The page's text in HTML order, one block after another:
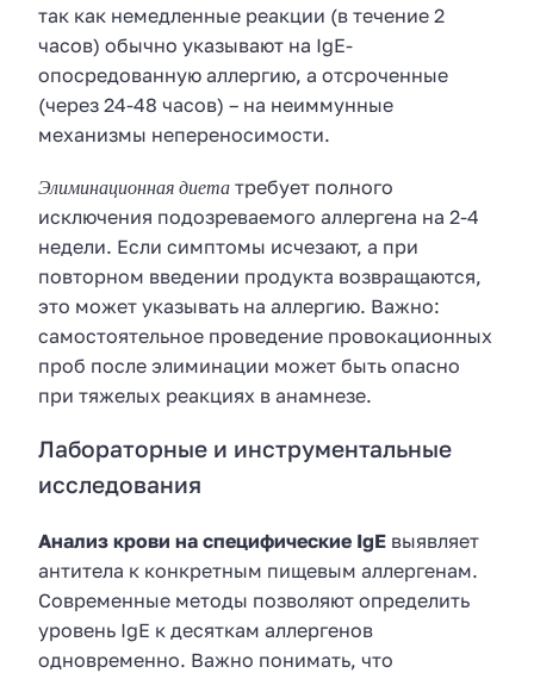
так как немедленные реакции (в течение 2
часов) обычно указывают на IgE-
опосредованную аллергию, а отсроченные
(через 24-48 часов) – на неиммунные
механизмы непереносимости.
Элиминационная диета требует полного
исключения подозреваемого аллергена на 2-4
недели. Если симптомы исчезают, а при
повторном введении продукта возвращаются,
это может указывать на аллергию. Важно:
самостоятельное проведение провокационных
проб после элиминации может быть опасно
при тяжелых реакциях в анамнезе.
Лабораторные и инструментальные
исследования
Анализ крови на специфические IgE выявляет
антитела к конкретным пищевым аллергенам.
Современные методы позволяют определить
уровень IgE к десяткам аллергенов
одновременно. Важно понимать, что